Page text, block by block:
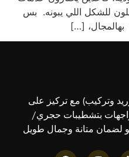
للشكل اللي يبونه. بس
[…]
وتركيب) مع تركيز على
بتشطيبات حجري/
لضمان متانة وجمال طويل